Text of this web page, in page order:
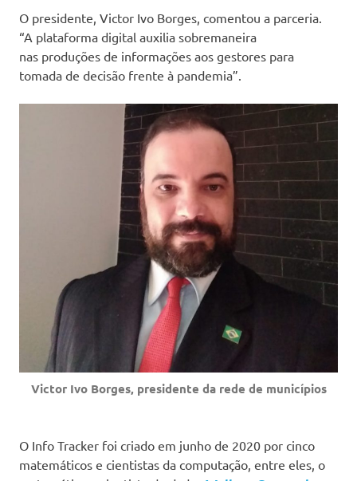
O presidente, Victor Ivo Borges, comentou a parceria.
“A plataforma digital auxilia sobremaneira
nas produções de informações aos gestores para
tomada de decisão frente à pandemia”.
Victor Ivo Borges, presidente da rede de municípios
O Info Tracker foi criado em junho de 2020 por cinco
matemáticos e cientistas da computação, entre eles, o